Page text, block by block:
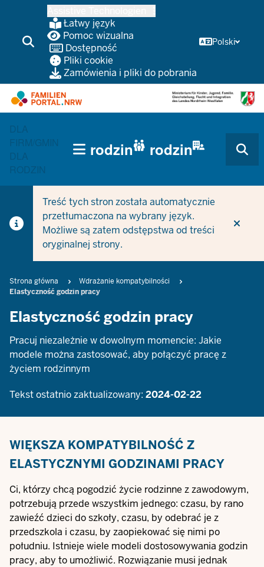
głównej
Łatwy język
Pomoc wizualna
Dostępność
Pliki cookie
Zamówienia i pliki do pobrania
Polski
DLA
FIRM/GMIN
DLA
RODZIN
HAUPTNAVIGATION
(TRÄGERBEREICH)
rodzin rodzin
Treść tych stron została automatycznie
przetłumaczona na wybrany język.
Możliwe są zatem odstępstwa od treści
oryginalnej strony.
Breadcrumb
Strona główna
Wdrażanie kompatybilności
Elastyczność godzin pracy
Elastyczność godzin pracy
Pracuj niezależnie w dowolnym momencie: Jakie
modele można zastosować, aby połączyć pracę z
życiem rodzinnym
Tekst ostatnio zaktualizowany: 2024-02-22
WIĘKSZA KOMPATYBILNOŚĆ Z
ELASTYCZNYMI GODZINAMI PRACY
Ci, którzy chcą pogodzić życie rodzinne z zawodowym,
potrzebują przede wszystkim jednego: czasu, by rano
zawieźć dzieci do szkoły, czasu, by odebrać je z
przedszkola i czasu, by zaopiekować się nimi po
południu. Istnieje wiele modeli dostosowywania godzin
pracy, aby to umożliwić. Rozwiązanie musi jednak